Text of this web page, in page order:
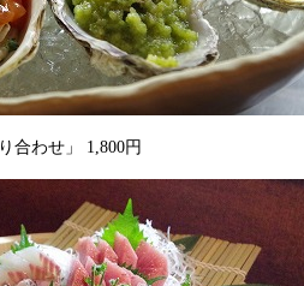
合わせ」 1,800円